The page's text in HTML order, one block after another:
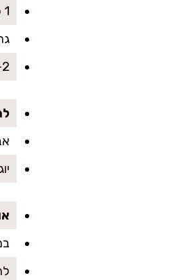
1 כפית וניל
2–3 כפות צימוקים או שבבי שוקולד מריר כשר לפסח (רשות)